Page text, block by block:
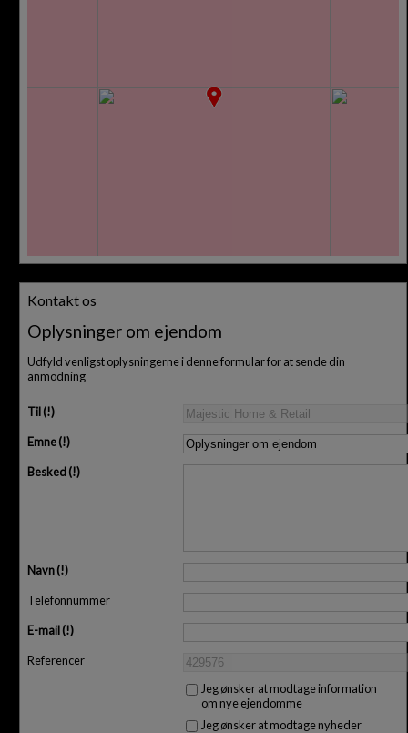
Kontakt os
Oplysninger om ejendom
Udfyld venligst oplysningerne i denne formular for at sende din
anmodning
Til
Emne
Besked
Navn
Telefonnummer
E-mail
Referencer
Jeg ønsker at modtage information
om nye ejendomme
Jeg ønsker at modtage nyheder